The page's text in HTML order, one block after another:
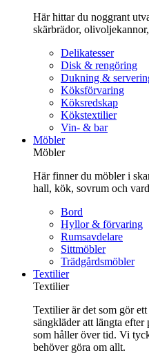
Här hittar du noggrant
skärbrädor,
Delikatesser
Disk & rengöring
Dukning &
Köksförvaring
Köksredskap
Kökstextilier
Vin- & bar
Möbler
Möbler
Här finner du möbler i
hall, kök, sovrum och
Bord
Hyllor & förvaring
Rumsavdelare
Sittmöbler
Trädgårdsmöbler
Textilier
Textilier
Textilier är det som gör
sängkläder att längta
som håller över tid. Vi
behöver göra om allt.